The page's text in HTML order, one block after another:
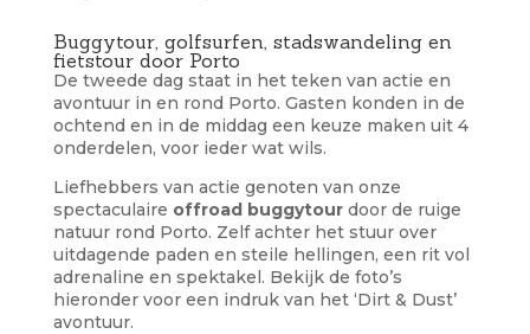
Buggytour, golfsurfen, stadswandeling en
fietstour door Porto
De tweede dag staat in het teken van actie en
avontuur in en rond Porto. Gasten konden in de
ochtend en in de middag een keuze maken uit 4
onderdelen, voor ieder wat wils.
Liefhebbers van actie genoten van onze
spectaculaire offroad buggytourdoor de ruige
natuur rond Porto. Zelf achter het stuur over
uitdagende paden en steile hellingen, een rit vol
adrenaline en spektakel. Bekijk de foto’s
hieronder voor een indruk van het ‘Dirt & Dust’
avontuur.